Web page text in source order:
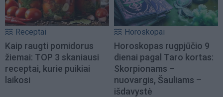
Receptai
Kaip raugti pomidorus
žiemai: TOP 3 skaniausi
receptai, kurie puikiai
laikosi
Horoskopai
Horoskopas rugpjūčio 9
dienai pagal Taro kortas:
Skorpionams –
nuovargis, Šauliams –
išdavystė